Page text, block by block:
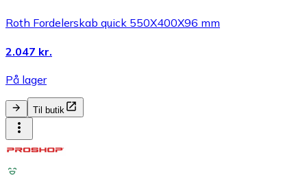
Roth Fordelerskab quick 550X400X96 mm
2.047 kr.
På lager
Til butik